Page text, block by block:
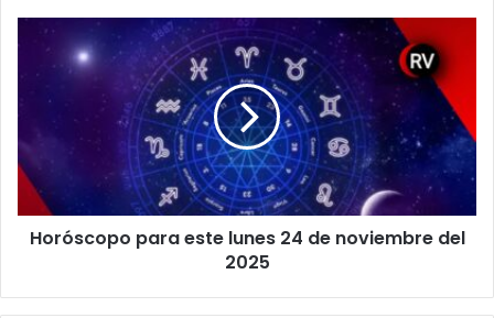
en
la
investigación
la
incertidumbre
Horóscopo
para
este
lunes
24
de
noviembre
del
2025
Horóscopo para este lunes 24 de noviembre del
2025